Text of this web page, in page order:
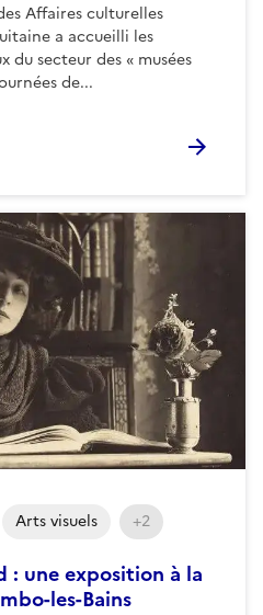
Affaires culturelles
a accueilli les
du secteur des « musées
de...
: une exposition à la
les-Bains
Arts visuels +2